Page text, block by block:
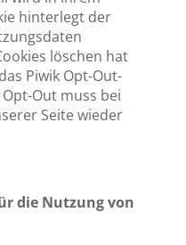
hinterlegt der
löschen hat
Piwik Opt-Out-
Out muss bei
Seite wieder
die Nutzung von